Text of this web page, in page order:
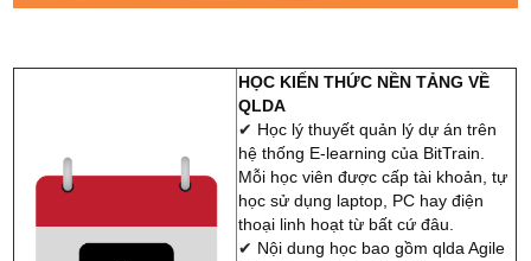
X Manager : Quality manager, procurement manager…
Hoặc những người muốn chuẩn bị để làm PM, sắp hay
muốn được thăng chức lên vị trí PM
LỢI ÍCH TỪ KHÓA HỌC:
HỌC KIẾN THỨC NỀN TẢNG VỀ
QLDA
✔ Học lý thuyết quản lý dự án trên
hệ thống E-learning của BitTrain.
Mỗi học viên được cấp tài khoản, tự
học sử dụng laptop, PC hay điện
thoại linh hoạt từ bất cứ đâu.
✔ Nội dung học bao gồm qlda Agile